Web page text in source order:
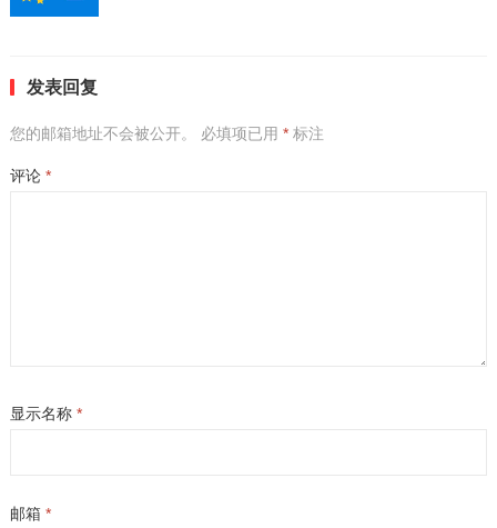
发表回复
您的邮箱地址不会被公开。 必填项已用 *标注
评论 *
显示名称 *
邮箱 *